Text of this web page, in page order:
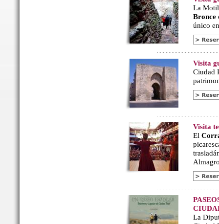
La
Bronce
único
Visita
Ciudad
Visita
El
La